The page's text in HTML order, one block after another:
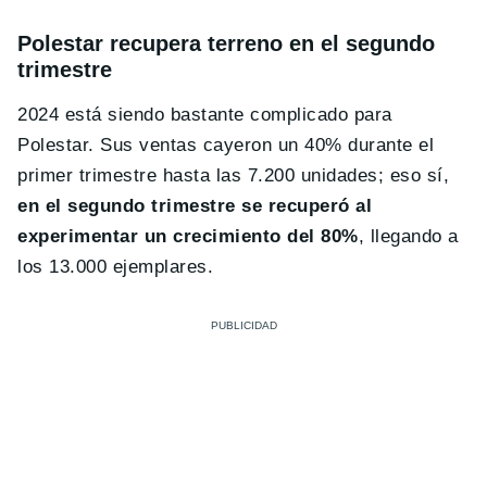
Polestar recupera terreno en el segundo
trimestre
2024 está siendo bastante complicado para
Polestar. Sus ventas cayeron un 40% durante el
primer trimestre hasta las 7.200 unidades; eso sí,
en el segundo trimestre se recuperó al
experimentar un crecimiento del 80%, llegando a
los 13.000 ejemplares.